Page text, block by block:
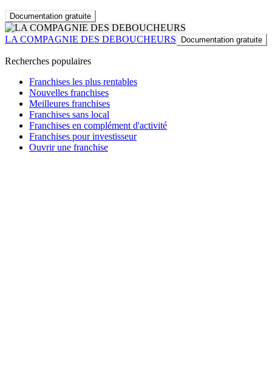
Documentation gratuite
LA COMPAGNIE DES DEBOUCHEURS Documentation gratuite
Recherches populaires
Franchises les plus rentables
Nouvelles franchises
Meilleures franchises
Franchises sans local
Franchises en complément d'activité
Franchises pour investisseur
Ouvrir une franchise